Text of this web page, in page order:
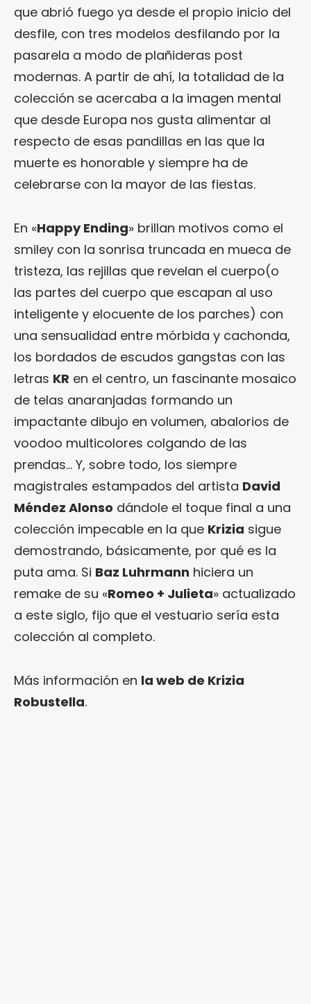
que abrió fuego ya desde el propio inicio del
desfile, con tres modelos desfilando por la
pasarela a modo de plañideras post
modernas. A partir de ahí, la totalidad de la
colección se acercaba a la imagen mental
que desde Europa nos gusta alimentar al
respecto de esas pandillas en las que la
muerte es honorable y siempre ha de
celebrarse con la mayor de las fiestas.
En «Happy Ending» brillan motivos como el
smiley con la sonrisa truncada en mueca de
tristeza, las rejillas que revelan el cuerpo(o
las partes del cuerpo que escapan al uso
inteligente y elocuente de los parches) con
una sensualidad entre mórbida y cachonda,
los bordados de escudos gangstas con las
letras KR en el centro, un fascinante mosaico
de telas anaranjadas formando un
impactante dibujo en volumen, abalorios de
voodoo multicolores colgando de las
prendas… Y, sobre todo, los siempre
magistrales estampados del artista David
Méndez Alonso dándole el toque final a una
colección impecable en la que Krizia sigue
demostrando, básicamente, por qué es la
puta ama. Si Baz Luhrmann hiciera un
remake de su «Romeo + Julieta» actualizado
a este siglo, fijo que el vestuario sería esta
colección al completo.
Más información en la web de Krizia
Robustella.